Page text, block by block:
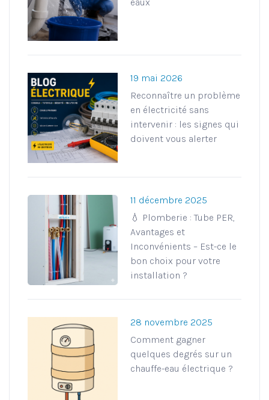
19 mai 2026
Reconnaître un problème
en électricité sans
intervenir : les signes qui
doivent vous alerter
11 décembre 2025
💧 Plomberie : Tube PER,
Avantages et
Inconvénients – Est-ce le
bon choix pour votre
installation ?
28 novembre 2025
Comment gagner
quelques degrés sur un
chauffe-eau électrique ?